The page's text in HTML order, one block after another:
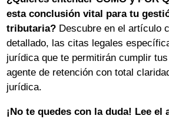
esta conclusión vital para tu
tributaria?Descubre en el artículo
detallado, las citas legales
jurídica que te permitirán cumplir
agente de retención con total
jurídica.
¡No te quedes con la duda! Lee